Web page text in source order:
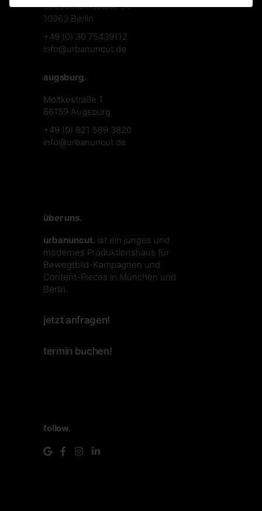
Stresemannstraße 23
10963 Berlin
+49 (0) 30 75439112
info@urbanuncut.de
augsburg.
Moltkestraße 1
86159 Augsburg
+49 (0) 821 589 3820
info@urbanuncut.de
über uns.
urbanuncut. ist ein junges und
modernes Produktionshaus für
Bewegtbild-Kampagnen und
Content-Pieces in München und
Berlin.
jetzt anfragen!
termin buchen!
follow.